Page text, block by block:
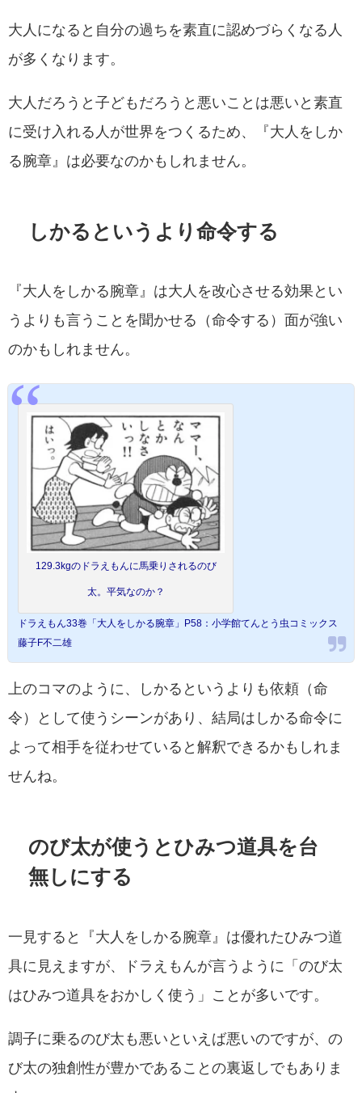
大人になると自分の過ちを素直に認めづらくなる人
が多くなります。
大人だろうと子どもだろうと悪いことは悪いと素直
に受け入れる人が世界をつくるため、『大人をしか
る腕章』は必要なのかもしれません。
しかるというより命令する
『大人をしかる腕章』は大人を改心させる効果とい
うよりも言うことを聞かせる（命令する）面が強い
のかもしれません。
129.3kgのドラえもんに馬乗りされるのび
太。平気なのか？
ドラえもん33巻「大人をしかる腕章」P58：小学館てんとう虫コミックス
藤子F不二雄
上のコマのように、しかるというよりも依頼（命
令）として使うシーンがあり、結局はしかる命令に
よって相手を従わせていると解釈できるかもしれま
せんね。
のび太が使うとひみつ道具を台
無しにする
一見すると『大人をしかる腕章』は優れたひみつ道
具に見えますが、ドラえもんが言うように「のび太
はひみつ道具をおかしく使う」ことが多いです。
調子に乗るのび太も悪いといえば悪いのですが、の
び太の独創性が豊かであることの裏返しでもありま